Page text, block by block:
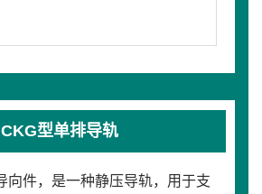
CKG型单排导轨
向件，是一种静压导轨，用于支